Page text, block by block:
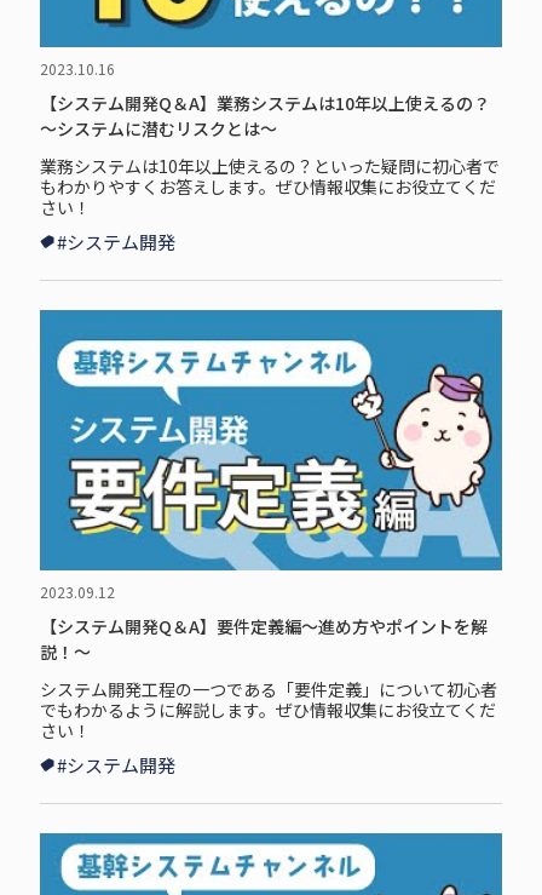
2023.10.16
【システム開発Q＆A】業務システムは10年以上使えるの？
～システムに潜むリスクとは～
業務システムは10年以上使えるの？といった疑問に初心者で
もわかりやすくお答えします。ぜひ情報収集にお役立てくだ
さい！
#システム開発
2023.09.12
【システム開発Q＆A】要件定義編～進め方やポイントを解
説！～
システム開発工程の一つである「要件定義」について初心者
でもわかるように解説します。ぜひ情報収集にお役立てくだ
さい！
#システム開発